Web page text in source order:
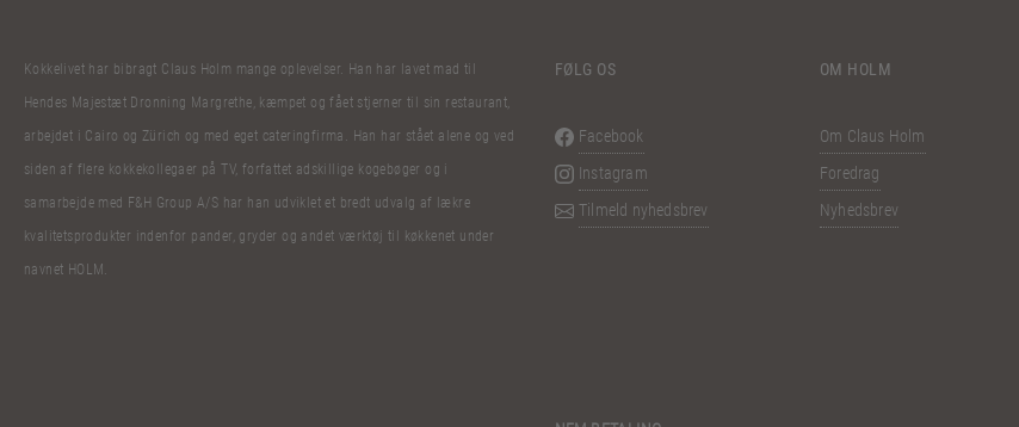
Kokkelivet har bibragt Claus Holm mange oplevelser. Han har lavet mad til
Hendes Majestæt Dronning Margrethe, kæmpet og fået stjerner til sin restaurant,
arbejdet i Cairo og Zürich og med eget cateringfirma. Han har stået alene og ved
siden af flere kokkekollegaer på TV, forfattet adskillige kogebøger og i
samarbejde med F&H Group A/S har han udviklet et bredt udvalg af lækre
kvalitetsprodukter indenfor pander, gryder og andet værktøj til køkkenet under
navnet HOLM.
FØLG OS
Facebook
Instagram
Tilmeld nyhedsbrev
OM HOLM
Om Claus Holm
Foredrag
Nyhedsbrev